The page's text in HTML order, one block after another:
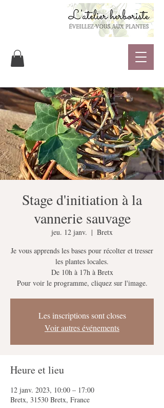
Stage d'initiation à la
vannerie sauvage
jeu. 12 janv.
  |
Bretx
Je vous apprends les bases pour récolter et tresser
les plantes locales.
De 10h à 17h à Bretx
Les inscriptions sont closes
Voir autres événements
Heure et lieu
12 janv. 2023, 10:00 – 17:00
Bretx, 31530 Bretx, France